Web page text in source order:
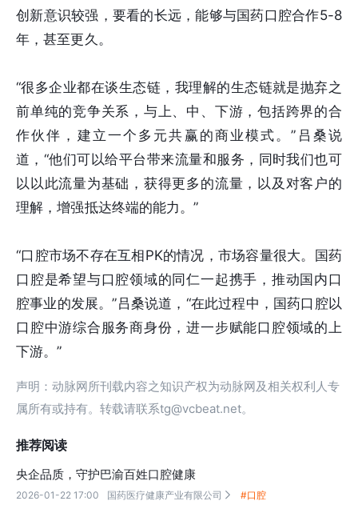
创新意识较强，要看的长远，能够与国药口腔合作5-8
年，甚至更久。
“很多企业都在谈生态链，我理解的生态链就是抛弃之
前单纯的竞争关系，与上、中、下游，包括跨界的合
作伙伴，建立一个多元共赢的商业模式。”吕桑说
道，“他们可以给平台带来流量和服务，同时我们也可
以以此流量为基础，获得更多的流量，以及对客户的
理解，增强抵达终端的能力。”
“口腔市场不存在互相PK的情况，市场容量很大。国药
口腔是希望与口腔领域的同仁一起携手，推动国内口
腔事业的发展。”吕桑说道，“在此过程中，国药口腔以
口腔中游综合服务商身份，进一步赋能口腔领域的上
下游。”
声明：动脉网所刊载内容之知识产权为动脉网及相关权利人专
属所有或持有。转载请联系tg@vcbeat.net。
推荐阅读
央企品质，守护巴渝百姓口腔健康
2026-01-22 17:00 国药医疗健康产业有限公司  #口腔